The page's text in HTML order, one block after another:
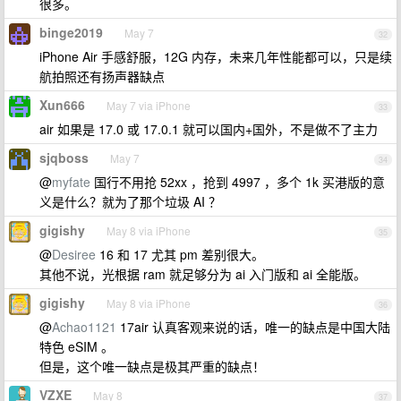
很多。
32
binge2019 May 7
iPhone Air 手感舒服，12G 内存，未来几年性能都可以，只是续
航拍照还有扬声器缺点
33
Xun666 May 7 via iPhone
air 如果是 17.0 或 17.0.1 就可以国内+国外，不是做不了主力
34
sjqboss May 7
@myfate 国行不用抢 52xx ，抢到 4997 ，多个 1k 买港版的意
义是什么？就为了那个垃圾 AI ？
35
gigishy May 8 via iPhone
@Desiree 16 和 17 尤其 pm 差别很大。
其他不说，光根据 ram 就足够分为 ai 入门版和 ai 全能版。
36
gigishy May 8 via iPhone
@Achao1121 17air 认真客观来说的话，唯一的缺点是中国大陆
特色 eSIM 。
但是，这个唯一缺点是极其严重的缺点！
37
VZXE May 8